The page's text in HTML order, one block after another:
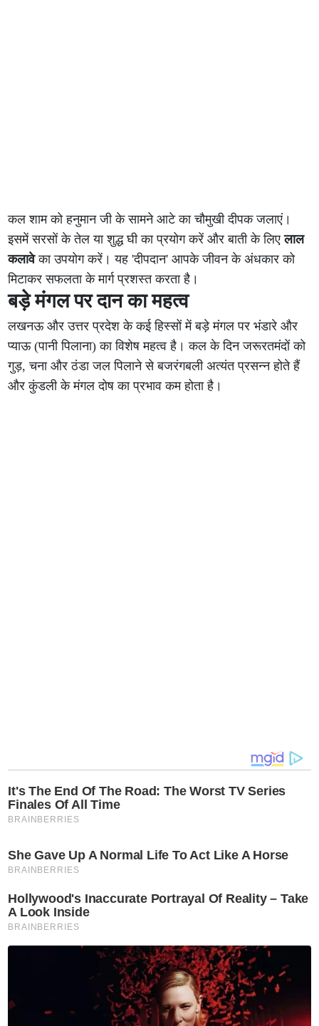
कल शाम को हनुमान जी के सामने आटे का चौमुखी दीपक जलाएं।
इसमें सरसों के तेल या शुद्ध घी का प्रयोग करें और बाती के लिएलाल
कलावेका उपयोग करें। यह 'दीपदान' आपके जीवन के अंधकार को
मिटाकर सफलता के मार्ग प्रशस्त करता है।
बड़े मंगल पर दान का महत्व
लखनऊ और उत्तर प्रदेश के कई हिस्सों में बड़े मंगल पर भंडारे और
प्याऊ (पानी पिलाना) का विशेष महत्व है। कल के दिन जरूरतमंदों को
गुड़, चना और ठंडा जल पिलाने से बजरंगबली अत्यंत प्रसन्न होते हैं
और कुंडली के मंगल दोष का प्रभाव कम होता है।